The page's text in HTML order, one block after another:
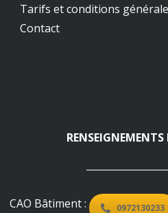
Tarifs et conditions
Contact
CAO Bâtiment : 0972130233